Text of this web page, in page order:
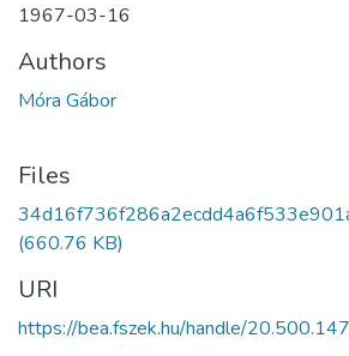
1967-03-16
Authors
Móra Gábor
Files
(660.76 KB)
URI
https://bea.fszek.hu/handle/